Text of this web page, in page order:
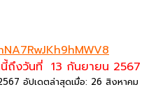
นี้ถึงวันที่ 13 กันยายน 2567
อัปเดตล่าสุดเมื่อ: 26 สิงหาคม